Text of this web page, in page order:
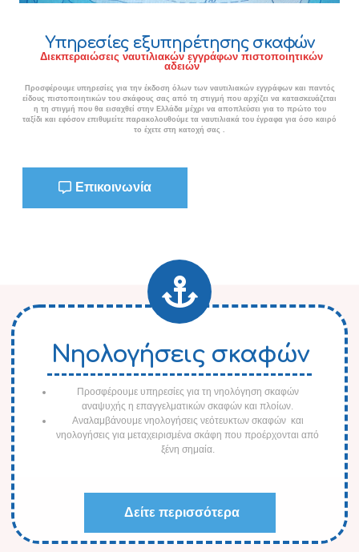
Υπηρεσίες εξυπηρέτησης σκαφών
Διεκπεραιώσεις ναυτιλιακών εγγράφων πιστοποιητικών
αδειών
Προσφέρουμε υπηρεσίες για την έκδοση όλων των ναυτιλιακών εγγράφων και παντός
είδους πιστοποιητικών του σκάφους σας από τη στιγμή που αρχίζει να κατασκευάζεται
η τη στιγμή που θα εισαχθεί στην Ελλάδα μέχρι να αποπλεύσει για το πρώτο του
ταξίδι και εφόσον επιθυμείτε παρακολουθούμε τα ναυτιλιακά του έγραφα για όσο καιρό
το έχετε στη κατοχή σας .
Επικοινωνία
Νηολογήσεις σκαφών
Προσφέρουμε υπηρεσίες για τη νηολόγηση σκαφών
αναψυχής η επαγγελματικών σκαφών και πλοίων.
Αναλαμβάνουμε νηολογήσεις νεότευκτων σκαφών και
νηολογήσεις για μεταχειρισμένα σκάφη που προέρχονται από
ξένη σημαία.
Δείτε περισσότερα